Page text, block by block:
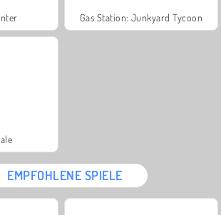
Gas Station: Junkyard Tycoon
EMPFOHLENE SPIELE